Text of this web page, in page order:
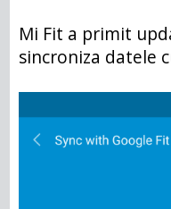
Mi Fit a primit
sincroniza datele